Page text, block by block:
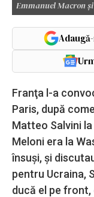
Emmanuel Macron
Franţa l-a
Paris, după
Matteo Salvini
Meloni era la
însuși, și
pentru Ucraina,
ducă el pe front,